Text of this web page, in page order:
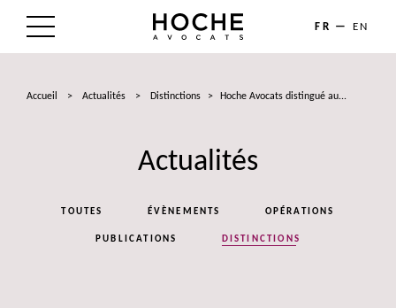
FR EN
LES AVOCATS
TALENTS
Accueil > Actualités > Distinctions > Hoche Avocats distingué au...
Actualités
TOUTES ÉVÈNEMENTS OPÉRATIONS
PUBLICATIONS DISTINCTIONS